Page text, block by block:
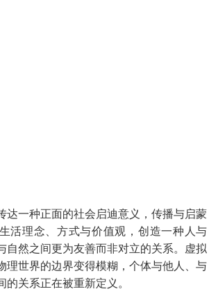
达一种正面的社会启迪意义，传播与启蒙
活理念、方式与价值观，创造一种人与
自然之间更为友善而非对立的关系。虚拟
理世界的边界变得模糊，个体与他人、与
的关系正在被重新定义。